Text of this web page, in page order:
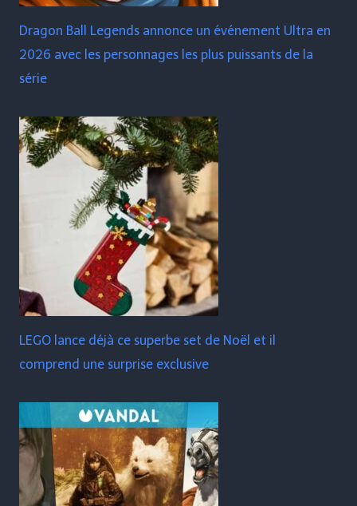
Dragon Ball Legends annonce un événement Ultra en
2026 avec les personnages les plus puissants de la
série
LEGO lance déjà ce superbe set de Noël et il
comprend une surprise exclusive